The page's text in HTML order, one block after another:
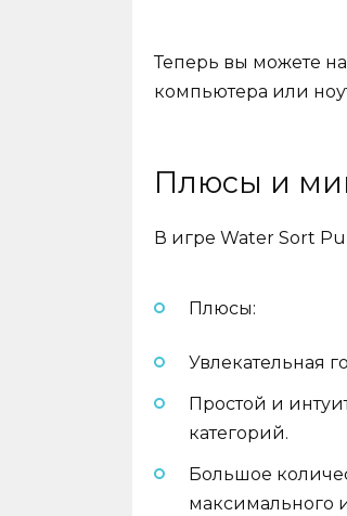
Теперь вы можете
компьютера или
Плюсы и
В игре Water Sort
Плюсы:
Увлекательная
Простой и
категорий.
Большое
максимального